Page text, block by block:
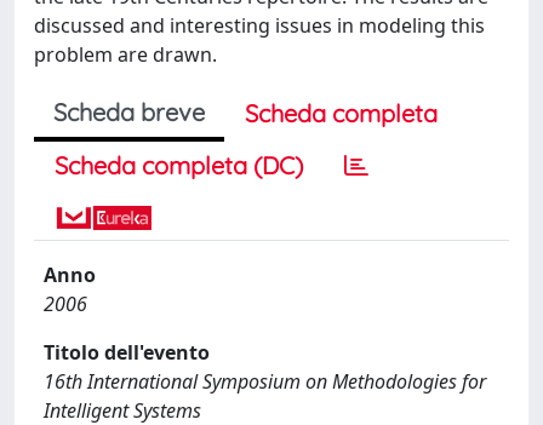
discussed and interesting issues in modeling this
problem are drawn.
Scheda breve
Scheda completa
Scheda completa (DC)
Anno
2006
Titolo dell'evento
16th International Symposium on Methodologies for
Intelligent Systems